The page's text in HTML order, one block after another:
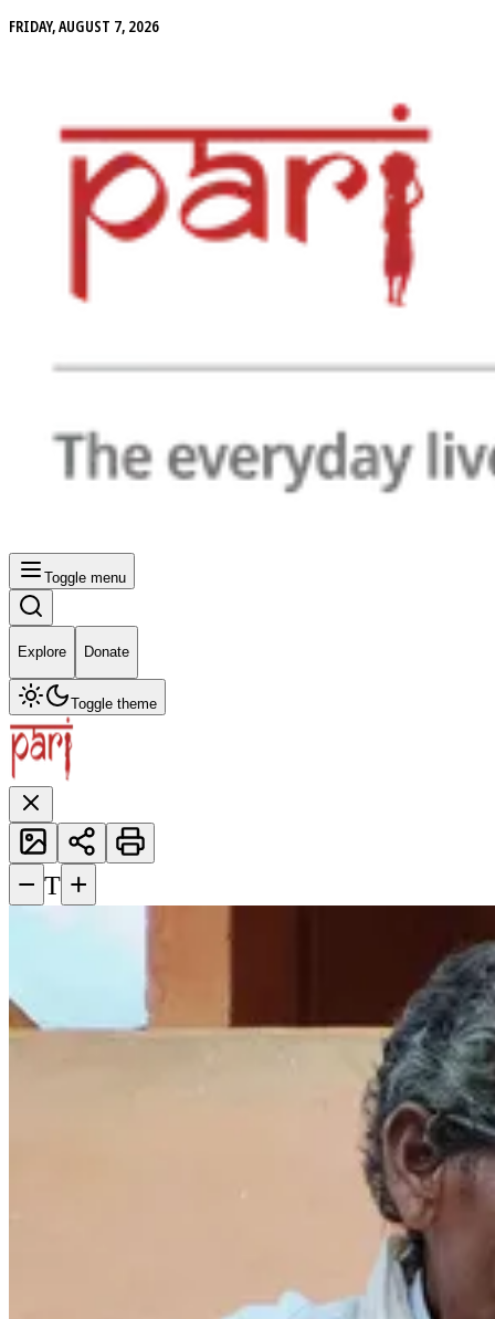
FRIDAY, AUGUST 7, 2026
Toggle menu
Explore Donate
Toggle theme
− T +